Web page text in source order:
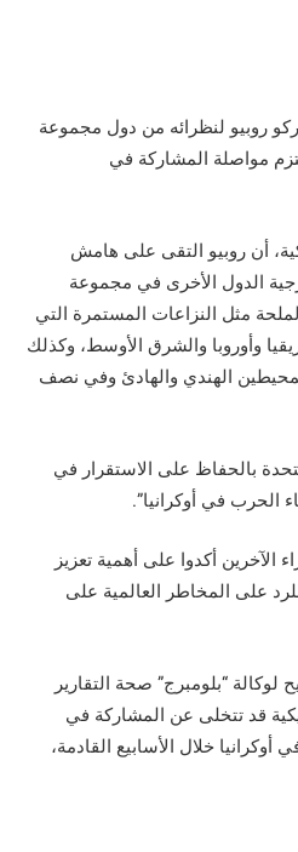
روبيو لنظرائه من دول مجموعة
مواصلة المشاركة في
أن روبيو التقى على هامش
الدول الأخرى في مجموعة
مثل النزاعات المستمرة التي
وأوروبا والشرق الأوسط، وكذلك
الهندي والهادئ وفي نصف
بالحفاظ على الاستقرار في
الحرب في أوكرانيا”.
الآخرين أكدوا على أهمية تعزيز
على المخاطر العالمية على
“بلومبرج” صحة التقارير
قد تتخلى عن المشاركة في
أوكرانيا خلال الأسابيع القادمة،